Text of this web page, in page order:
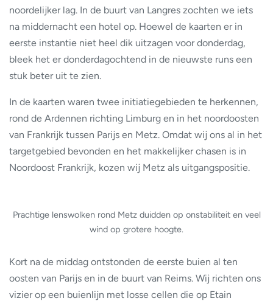
noordelijker lag. In de buurt van Langres zochten we iets
na middernacht een hotel op. Hoewel de kaarten er in
eerste instantie niet heel dik uitzagen voor donderdag,
bleek het er donderdagochtend in de nieuwste runs een
stuk beter uit te zien.
In de kaarten waren twee initiatiegebieden te herkennen,
rond de Ardennen richting Limburg en in het noordoosten
van Frankrijk tussen Parijs en Metz. Omdat wij ons al in het
targetgebied bevonden en het makkelijker chasen is in
Noordoost Frankrijk, kozen wij Metz als uitgangspositie.
Prachtige lenswolken rond Metz duidden op onstabiliteit en veel
wind op grotere hoogte.
Kort na de middag ontstonden de eerste buien al ten
oosten van Parijs en in de buurt van Reims. Wij richten ons
vizier op een buienlijn met losse cellen die op Etain